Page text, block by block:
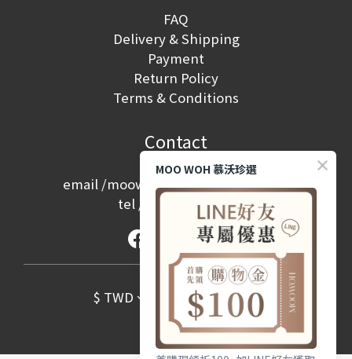
FAQ
Delivery & Shipping
Payment
Return Policy
Terms & Conditions
Contact
email /moowoh.service@gmail.com
tel /
(02) 2657-2968
$ TWD English
MOO WOH 慕沃珍選